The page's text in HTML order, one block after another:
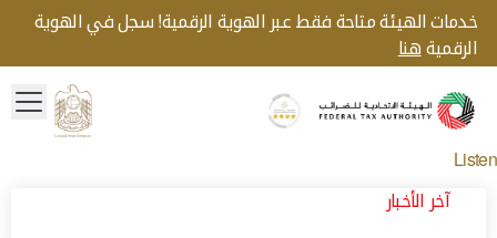
خدمات الهيئة متاحة فقط عبر الهوية الرقمية! سجل في الهوية
الرقميةهنا
Logo
Gold star Logo
Listen
آخر الأخبار